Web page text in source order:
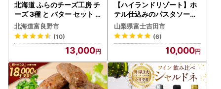
北海道 ふらのチーズ工房 チ
ーズ 3種 と バター セット
ホワイト ワインチェダー メ
ゾン・ドゥ・ピエール ナチ
ュラルチーズ 乳製品 おつま
み 濃厚 クリーミー フレッ
シュ ギフト 贈り物 送料無
料 富良野市
北海道富良野市
(10)
13,000
【ハイランドリゾート】ホ
テル仕込みのパスタソース
3種セット×2個 【 イタリア
ン シェフ 冷凍 ボロネーゼ
ナポリタン クリームソース
山梨県富士吉田市
(6)
10,000